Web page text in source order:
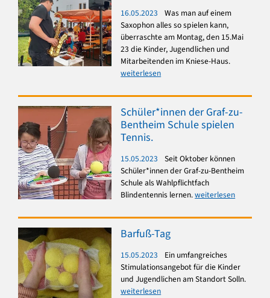
16.05.2023
Was man auf einem
Saxophon alles so spielen kann,
überraschte am Montag, den 15.Mai
23 die Kinder, Jugendlichen und
Mitarbeitenden im Kniese-Haus.
weiterlesen
Schüler*innen der Graf-zu-
Bentheim Schule spielen
Tennis.
15.05.2023
Seit Oktober können
Schüler*innen der Graf-zu-Bentheim
Schule als Wahlpflichtfach
Blindentennis lernen.weiterlesen
Barfuß-Tag
15.05.2023
Ein umfangreiches
Stimulationsangebot für die Kinder
und Jugendlichen am Standort Solln.
weiterlesen